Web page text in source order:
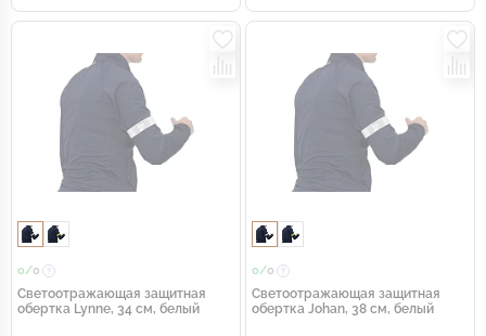
0/0
Светоотражающая защитная
обертка Lynne, 34 см, белый
0/0
Светоотражающая защитная
обертка Johan, 38 см, белый